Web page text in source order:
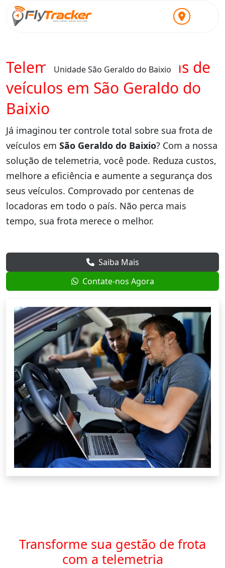
Unidade São Geraldo do Baixio
Telemetria para locadoras de
veículos em São Geraldo do
Baixio
Já imaginou ter controle total sobre sua frota de
veículos em São Geraldo do Baixio? Com a nossa
solução de telemetria, você pode. Reduza custos,
melhore a eficiência e aumente a segurança dos
seus veículos. Comprovado por centenas de
locadoras em todo o país. Não perca mais
tempo, sua frota merece o melhor.
Saiba Mais
Contate-nos Agora
Transforme sua gestão de frota
com a telemetria